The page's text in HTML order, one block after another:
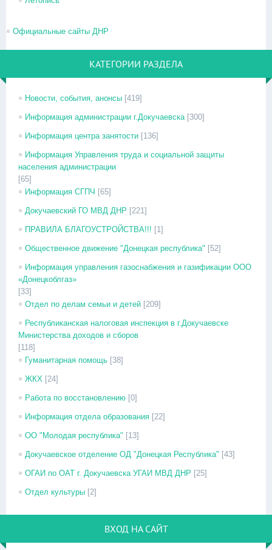
Официальные сайты ДНР
КАТЕГОРИИ РАЗДЕЛА
Новости, события, анонсы [419]
Информация администрации г.Докучаевска [300]
Информация центра занятости [136]
Информация Управления труда и социальной защиты
населения администрации
[65]
Информация СГПЧ [65]
Докучаевский ГО МВД ДНР [221]
ПРАВИЛА БЛАГОУСТРОЙСТВА!!! [1]
Общественное движение "Донецкая республика" [52]
Информация управления газоснабжения и газификации ООО
«Донецкоблгаз»
[33]
Отдел по делам семьи и детей [209]
Республиканская налоговая инспекция в г.Докучаевске
Министерства доходов и сборов
[118]
Гуманитарная помощь [38]
ЖКХ [24]
Работа по восстановлению [0]
Информация отдела образования [22]
ОО "Молодая республика" [13]
Докучаевское отделение ОД "Донецкая Республика" [43]
ОГАИ по ОАТ г. Докучаевска УГАИ МВД ДНР [25]
Отдел культуры [2]
ВХОД НА САЙТ